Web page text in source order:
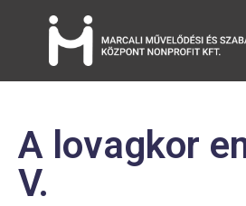
A lovagkor
V.